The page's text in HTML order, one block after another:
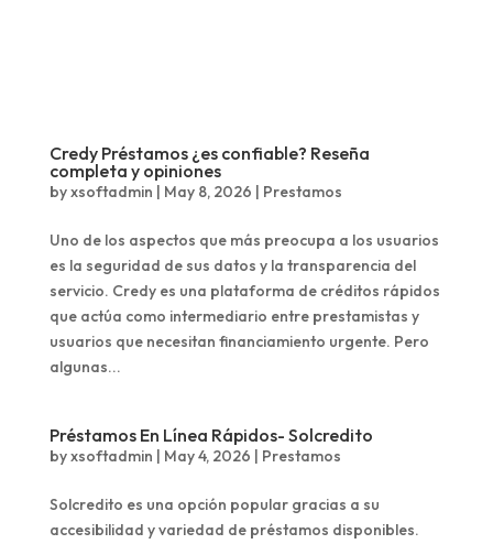
Credy Préstamos ¿es confiable? Reseña
completa y opiniones
byxsoftadmin | May 8, 2026 | Prestamos
Uno de los aspectos que más preocupa a los usuarios
es la seguridad de sus datos y la transparencia del
servicio. Credy es una plataforma de créditos rápidos
que actúa como intermediario entre prestamistas y
usuarios que necesitan financiamiento urgente. Pero
algunas...
Préstamos En Línea Rápidos- Solcredito
byxsoftadmin | May 4, 2026 | Prestamos
Solcredito es una opción popular gracias a su
accesibilidad y variedad de préstamos disponibles.